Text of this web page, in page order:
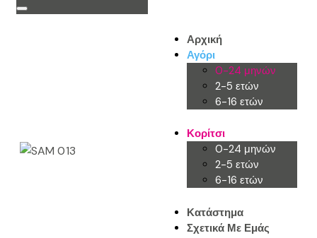
Αρχική
Αγόρι
0-24 μηνών
2-5 ετών
6-16 ετών
Κορίτσι
0-24 μηνών
2-5 ετών
6-16 ετών
Κατάστημα
Σχετικά Με Εμάς